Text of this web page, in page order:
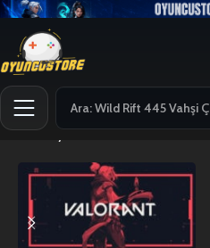
Ana Sayfa Free Fire Elmas